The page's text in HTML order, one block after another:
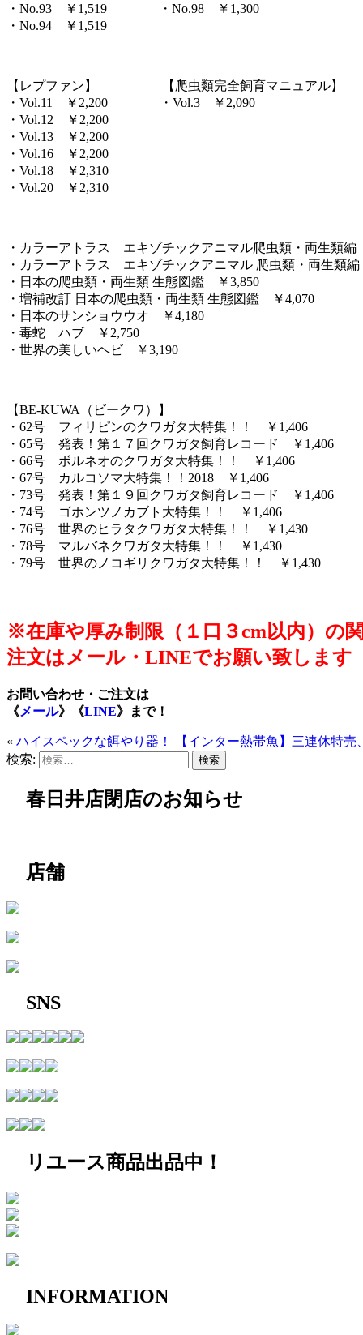
・No.93 ￥1,519 ・No.98 ￥1,300
・No.94 ￥1,519
【レプファン】 【爬虫類完全飼育マニュアル】
・Vol.11 ￥2,200 ・Vol.3 ￥2,090
・Vol.12 ￥2,200
・Vol.13 ￥2,200
・Vol.16 ￥2,200
・Vol.18 ￥2,310
・Vol.20 ￥2,310
・カラーアトラス エキゾチックアニマル爬虫類・両生類
・カラーアトラス エキゾチックアニマル 爬虫類・両生類
・日本の爬虫類・両生類 生態図鑑 ￥3,850
・増補改訂 日本の爬虫類・両生類 生態図鑑 ￥4,070
・日本のサンショウウオ ￥4,180
・毒蛇 ハブ ￥2,750
・世界の美しいヘビ ￥3,190
【BE-KUWA（ビークワ）】
・62号 フィリピンのクワガタ大特集！！ ￥1,406
・65号 発表！第１７回クワガタ飼育レコード ￥1,406
・66号 ボルネオのクワガタ大特集！！ ￥1,406
・67号 カルコソマ大特集！！2018 ￥1,406
・73号 発表！第１９回クワガタ飼育レコード ￥1,406
・74号 ゴホンツノカブト大特集！！ ￥1,406
・76号 世界のヒラタクワガタ大特集！！ ￥1,430
・78号 マルバネクワガタ大特集！！ ￥1,430
・79号 世界のノコギリクワガタ大特集！！ ￥1,430
※在庫や厚み制限（１口３cm以内）の
注文はメール・LINEでお願い致します
お問い合わせ・ご注文は
《メール》 《LINE》 まで！
« ハイスペックな餌やり器！ 【インター熱帯魚】三連休特売
検索:
春日井店閉店のお知らせ
店舗
SNS
リユース商品出品中！
INFORMATION